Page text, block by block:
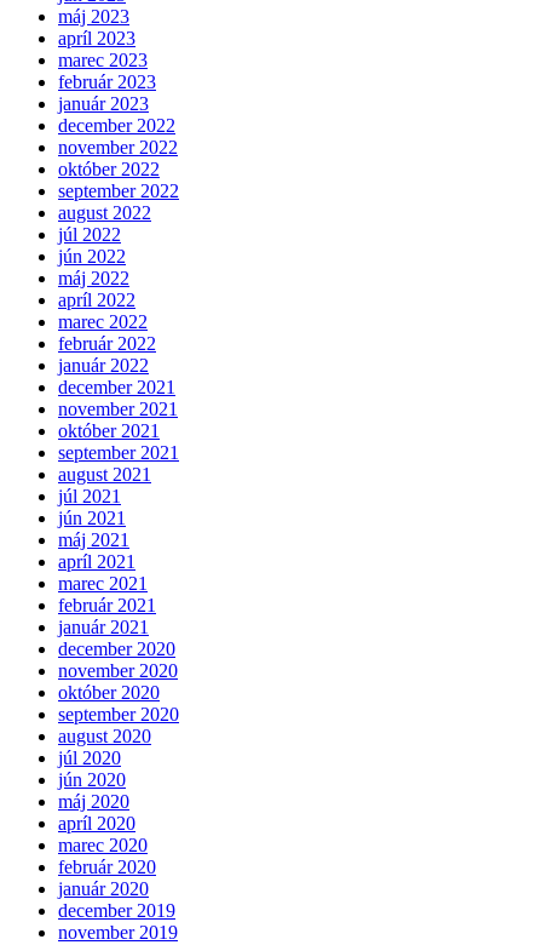
máj 2023
apríl 2023
marec 2023
február 2023
január 2023
december 2022
november 2022
október 2022
september 2022
august 2022
júl 2022
jún 2022
máj 2022
apríl 2022
marec 2022
február 2022
január 2022
december 2021
november 2021
október 2021
september 2021
august 2021
júl 2021
jún 2021
máj 2021
apríl 2021
marec 2021
február 2021
január 2021
december 2020
november 2020
október 2020
september 2020
august 2020
júl 2020
jún 2020
máj 2020
apríl 2020
marec 2020
február 2020
január 2020
december 2019
november 2019